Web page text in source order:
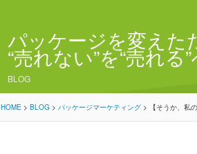
パッケージを変えた
“売れない”を“売れる
BLOG
HOME > BLOG > パッケージマーケティング > 【そうか、私